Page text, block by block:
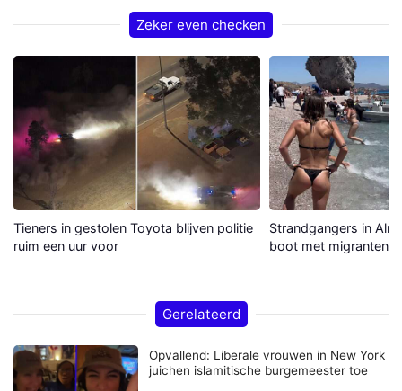
Zeker even checken
Tieners in gestolen Toyota blijven politie
ruim een uur voor
Strandgangers in
boot met migranten
Gerelateerd
Opvallend: Liberale vrouwen in New York
juichen islamitische burgemeester toe